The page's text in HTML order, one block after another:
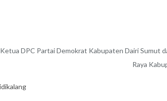
DPC Partai Demokrat Kabupaten Dairi Sumut
Raya